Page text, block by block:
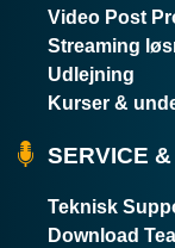
Video Post
Streaming
Udlejning
Kurser &
SERVICE
Teknisk
Download